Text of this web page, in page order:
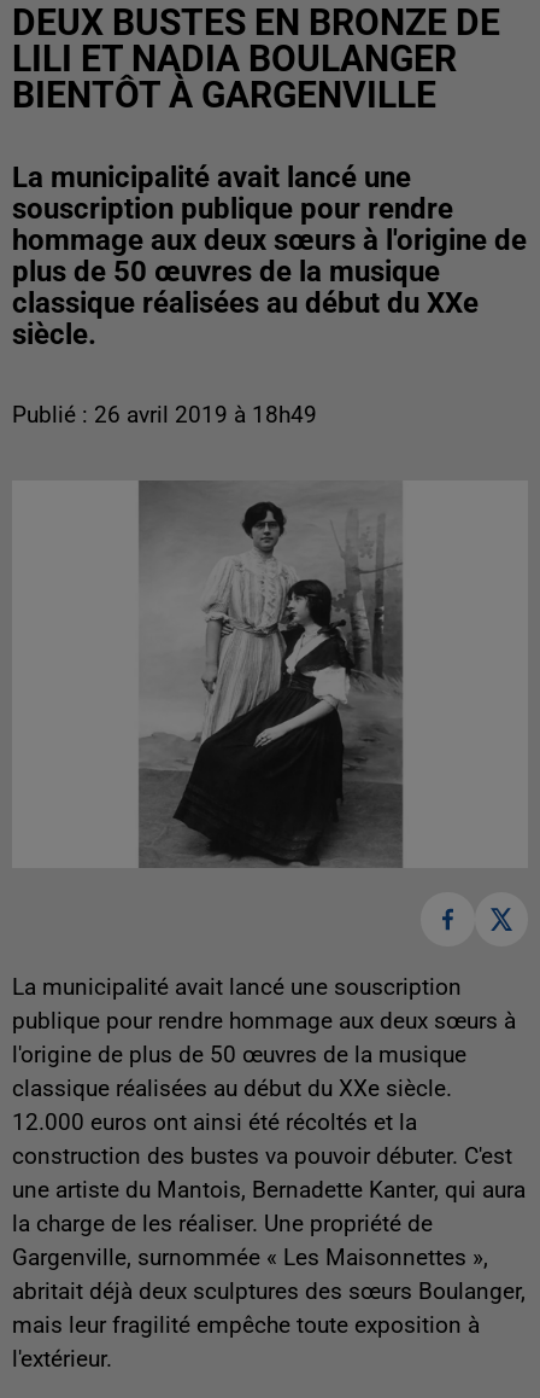
DEUX BUSTES EN BRONZE DE
LILI ET NADIA BOULANGER
BIENTÔT À GARGENVILLE
La municipalité avait lancé une
souscription publique pour rendre
hommage aux deux sœurs à l'origine de
plus de 50 œuvres de la musique
classique réalisées au début du XXe
siècle.
Publié : 26 avril 2019 à 18h49
La municipalité avait lancé une souscription
publique pour rendre hommage aux deux sœurs à
l'origine de plus de 50 œuvres de la musique
classique réalisées au début du XXe siècle.
12.000 euros ont ainsi été récoltés et la
construction des bustes va pouvoir débuter. C'est
une artiste du Mantois, Bernadette Kanter, qui aura
la charge de les réaliser. Une propriété de
Gargenville, surnommée « Les Maisonnettes »,
abritait déjà deux sculptures des sœurs Boulanger,
mais leur fragilité empêche toute exposition à
l'extérieur.